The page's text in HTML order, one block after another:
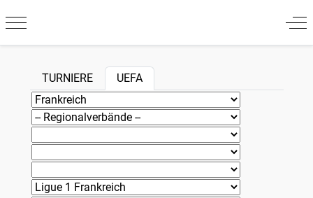
Mobile Menu Toggle
TURNIERE UEFA